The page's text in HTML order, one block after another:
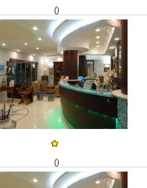
()
()